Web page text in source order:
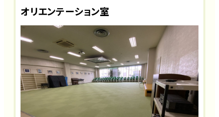
オリエンテーション室